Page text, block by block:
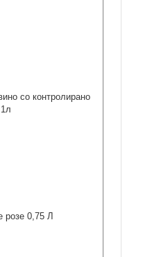
со контролирано
розе 0,75 Л